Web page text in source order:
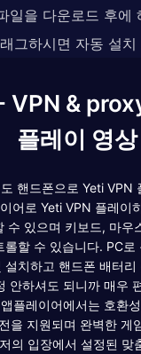
일을 다운로드 후에
그하시면 자동 설치
VPN &
플레이 영상
핸드폰으로 Yeti VPN
어로 Yeti VPN 플레이
수 있으며 키보드, 마우
롤할 수 있습니다. PC로
설치하고 핸드폰 배터리
안하셔도 되니까 매우
플레이어에서는 호환
을 지원되며 완벽한 게
의 입장에서 설정된 맞